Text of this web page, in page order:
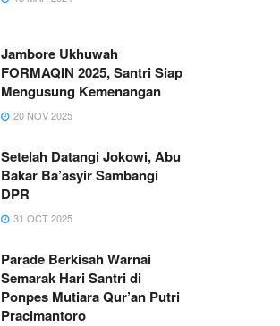
Jambore Ukhuwah
FORMAQIN 2025, Santri Siap
Mengusung Kemenangan
20 NOV 2025
Setelah Datangi Jokowi, Abu
Bakar Ba’asyir Sambangi
DPR
31 OCT 2025
Parade Berkisah Warnai
Semarak Hari Santri di
Ponpes Mutiara Qur’an Putri
Pracimantoro